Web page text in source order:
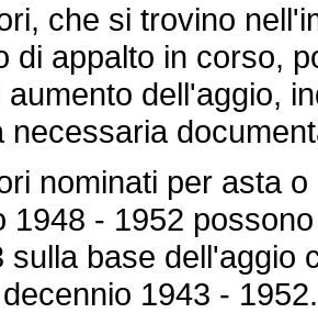
che si trovino
di appalto in corso,
dell'aggio,
necessaria
nominati per asta o
1948 - 1952
sulla base dell'aggio
1943 - 1952.